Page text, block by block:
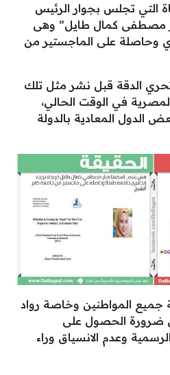
التي تجلس بجوار الرئيس
مصطفى كمال طايل” وهى
وحاصلة على الماجستير من
تحري الدقة قبل نشر مثل تلك
المصرية في الوقت الحالي،
المعادية بالدولة
جميع المواطنين وخاصة رواد
ضرورة الحصول على
وعدم الانسياق وراء